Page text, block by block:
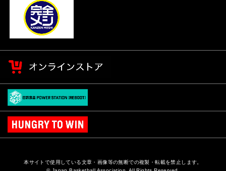
本サイトで使用している文章・画像等の無断での複製・転載を禁止します。